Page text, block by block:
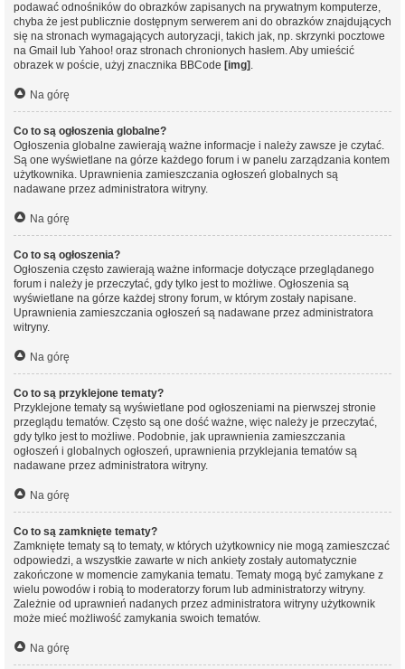
podawać odnośników do obrazków zapisanych na prywatnym komputerze,
chyba że jest publicznie dostępnym serwerem ani do obrazków znajdujących
się na stronach wymagających autoryzacji, takich jak, np. skrzynki pocztowe
na Gmail lub Yahoo! oraz stronach chronionych hasłem. Aby umieścić
obrazek w poście, użyj znacznika BBCode [img] .
Na górę
Co to są ogłoszenia globalne?
Ogłoszenia globalne zawierają ważne informacje i należy zawsze je czytać.
Są one wyświetlane na górze każdego forum i w panelu zarządzania kontem
użytkownika. Uprawnienia zamieszczania ogłoszeń globalnych są
nadawane przez administratora witryny.
Na górę
Co to są ogłoszenia?
Ogłoszenia często zawierają ważne informacje dotyczące przeglądanego
forum i należy je przeczytać, gdy tylko jest to możliwe. Ogłoszenia są
wyświetlane na górze każdej strony forum, w którym zostały napisane.
Uprawnienia zamieszczania ogłoszeń są nadawane przez administratora
witryny.
Na górę
Co to są przyklejone tematy?
Przyklejone tematy są wyświetlane pod ogłoszeniami na pierwszej stronie
przeglądu tematów. Często są one dość ważne, więc należy je przeczytać,
gdy tylko jest to możliwe. Podobnie, jak uprawnienia zamieszczania
ogłoszeń i globalnych ogłoszeń, uprawnienia przyklejania tematów są
nadawane przez administratora witryny.
Na górę
Co to są zamknięte tematy?
Zamknięte tematy są to tematy, w których użytkownicy nie mogą zamieszczać
odpowiedzi, a wszystkie zawarte w nich ankiety zostały automatycznie
zakończone w momencie zamykania tematu. Tematy mogą być zamykane z
wielu powodów i robią to moderatorzy forum lub administratorzy witryny.
Zależnie od uprawnień nadanych przez administratora witryny użytkownik
może mieć możliwość zamykania swoich tematów.
Na górę